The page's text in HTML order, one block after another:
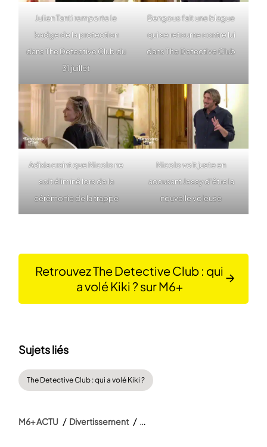
Julien Tanti remporte le
badge de la protection
dans The Detective Club du
31 juillet
Bengous fait une blague
qui se retourne contre lui
dans The Detective Club
Adixia craint que Nicolo ne
soit éliminé lors de la
cérémonie de la trappe
Nicolo voit juste en
accusant Jessy d’être la
nouvelle voleuse
Retrouvez The Detective Club : qui
a volé Kiki ? sur M6+
Sujets liés
The Detective Club : qui a volé Kiki ?
M6+ ACTU Divertissement